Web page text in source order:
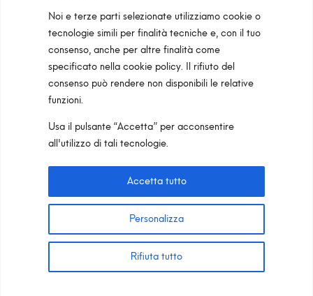
Noi e terze parti selezionate utilizziamo cookie o
tecnologie simili per finalità tecniche e, con il tuo
consenso, anche per altre finalità come
specificato nella cookie policy. Il rifiuto del
consenso può rendere non disponibili le relative
funzioni.
Usa il pulsante “Accetta” per acconsentire
all'utilizzo di tali tecnologie.
Personalizza
Rifiuta tutto
Accetta tutto
Programma Regionale Toscana FESR 2021 -
2027 OP1 OS1
Area riservata
Pan S.r.l. – Via G. Michelucci 1, 50028
Partita IVA e C.F. IT03865770485 – SDI code:
T +39 055 80 59 33 6-7 –panint@panint.it
© 2022 – Pan S.r.l. – Tutti i diritti sono riservati